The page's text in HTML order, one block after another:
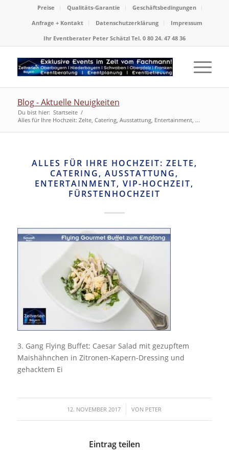
Preise Qualitäts-Garantie
Geschäftsbedingungen
Anfrage + Kontakt
Datenschutzerklärung
Impressum
Ihr Eventberater Peter Schätzl Tel. 0 80 24. 47 48 36
Blog - Aktuelle Neuigkeiten
Du bist hier: Startseite /
Alles für Ihre Hochzeit: Zelte, Catering, Ausstattung, Entertainment, ...
ALLES FÜR IHRE HOCHZEIT: ZELTE,
CATERING, AUSSTATTUNG,
ENTERTAINMENT, VIP-HOCHZEIT,
FÜRSTENHOCHZEIT
3. Gang Flying Buffet: Caesar Salad mit gezupftem
Maishähnchen in Zitronen-Kapern-Dressing und
gehacktem Ei
12. NOVEMBER 2017
/ VON PETER
Eintrag teilen